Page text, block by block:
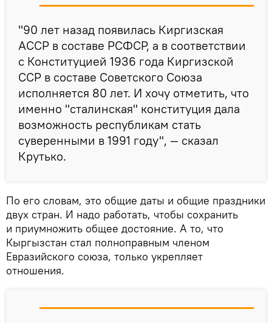
"90 лет назад появилась Киргизская
АССР в составе РСФСР, а в соответствии
с Конституцией 1936 года Киргизской
ССР в составе Советского Союза
исполняется 80 лет. И хочу отметить, что
именно "сталинская" конституция дала
возможность республикам стать
суверенными в 1991 году", — сказал
Крутько.
По его словам, это общие даты и общие праздники
двух стран. И надо работать, чтобы сохранить
и приумножить общее достояние. А то, что
Кыргызстан стал полноправным членом
Евразийского союза, только укрепляет
отношения.